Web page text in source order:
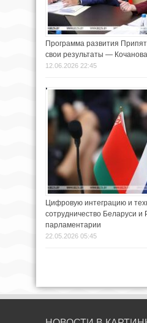
Программа развития
свои результаты — Кочанова
12.06.2026 22:45
Цифровую интеграцию и
сотрудничество Беларуси
парламентарии
22.05.2026 05:45